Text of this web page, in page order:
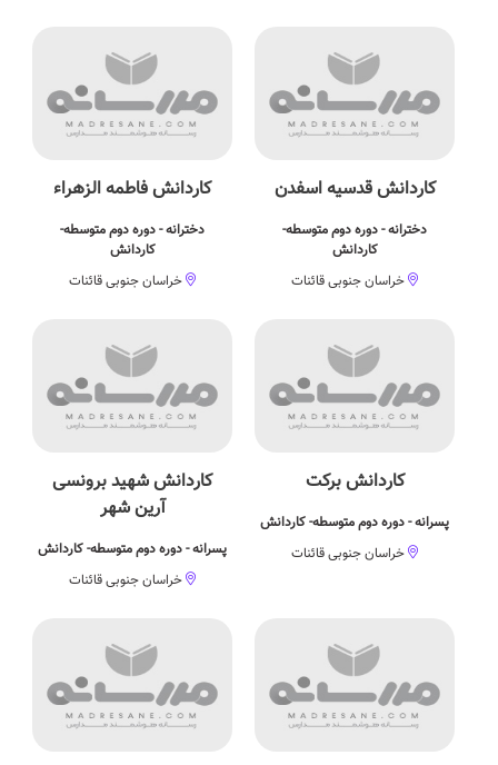
کاردانش قدسیه اسفدن
دخترانه - دوره دوم متوسطه-
کاردانش
خراسان جنوبی قائنات
کاردانش فاطمه الزهراء
دخترانه - دوره دوم متوسطه-
کاردانش
خراسان جنوبی قائنات
کاردانش برکت
پسرانه - دوره دوم متوسطه- کاردانش
خراسان جنوبی قائنات
کاردانش شهید برونسی
آرین شهر
پسرانه - دوره دوم متوسطه- کاردانش
خراسان جنوبی قائنات